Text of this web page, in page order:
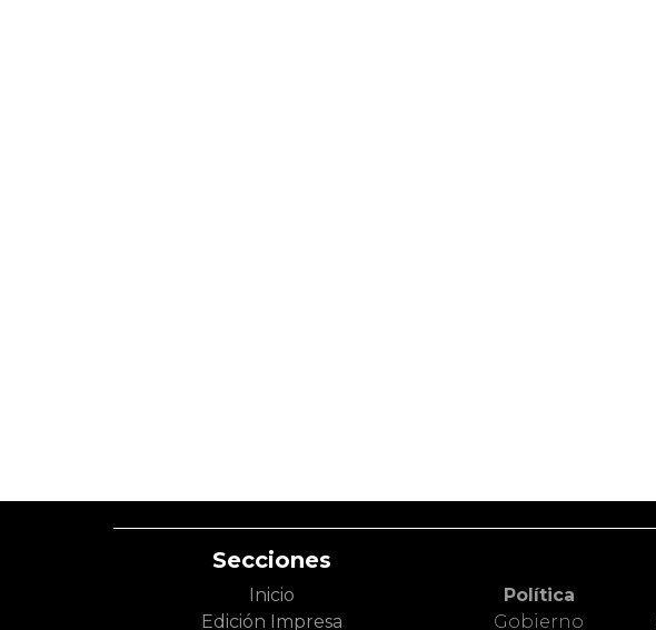
Secciones
Inicio
Edición Impresa
Política
Gobierno